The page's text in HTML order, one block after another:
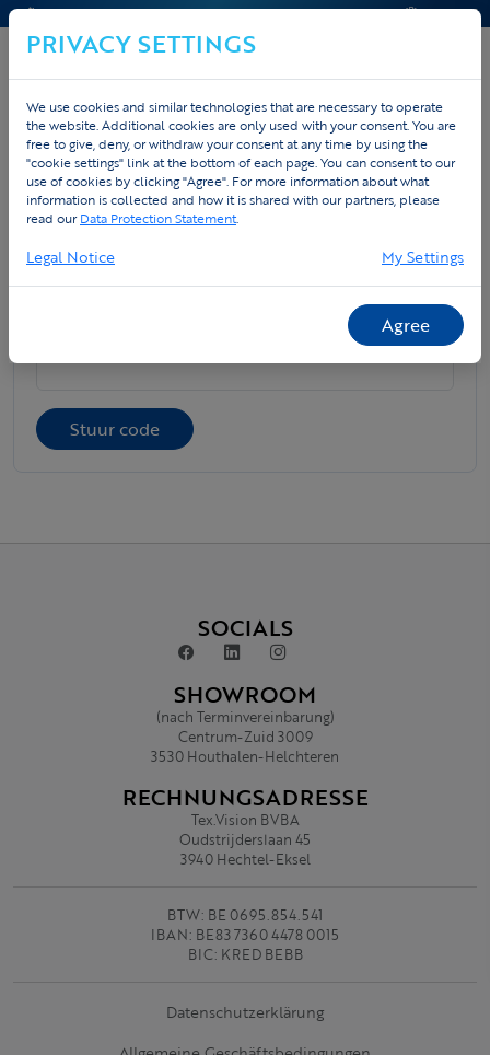
KONTAKT & HILFE ANGEBOT
Mijn Tex.Vision
waarmee je jouw bestellingen kan bekijken.
Stuur code
SOCIALS
SHOWROOM
(nach Terminvereinbarung)
Centrum-Zuid 3009
3530 Houthalen-Helchteren
RECHNUNGSADRESSE
Tex.Vision BVBA
Oudstrijderslaan 45
3940 Hechtel-Eksel
BTW: BE 0695.854.541
IBAN: BE83 7360 4478 0015
BIC: KRED BEBB
Datenschutzerklärung
PRIVACY SETTINGS
We use cookies and similar technologies that are necessary to operate
the website. Additional cookies are only used with your consent. You are
free to give, deny, or withdraw your consent at any time by using the
"cookie settings" link at the bottom of each page. You can consent to our
use of cookies by clicking "Agree". For more information about what
information is collected and how it is shared with our partners, please
read ourData Protection Statement.
Legal Notice My Settings
Agree